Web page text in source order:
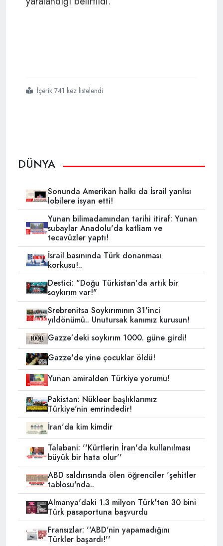
#gazze
#israil
#çocuk katliamı
#soykırımİçerik 741 kez listelendi
DÜNYA
Sonunda Amerikan halkı da İsrail yanlısı
lobilere isyan etti!
Yunan bilimadamından tarihi itiraf: Yunan
subaylar Anadolu'da katliam ve
tecavüzler yaptı!
İsrail basınında Türk donanması
korkusu!..
Destici: "Doğu Türkistan'da artık bir
soykırım var!"
Srebrenitsa Soykırımının 31'inci
yıldönümü.. Unutursak kanımız kurusun!
Gazze’deki soykırım 1000. güne girdi!
Gazze'de yine çocuklar öldü!
Yunan amiralden Türkiye yorumu!
Pakistan: Nükleer başlıklarımız
Türkiye'nin emrindedir!
İran'da kim kimdir
Talabani: ''Kürtlerin İran'da kullanılması
büyük bir hata olur''
ABD saldırısında ölen öğrenciler 'şehitler
tablosu'nda..
Almanya'daki 1.3 milyon Türk'ten 30 bini
Türk pasaportuna başvurdu
Fransızlar: ''ABD'nin yapamadığını
Türkler başardı!''